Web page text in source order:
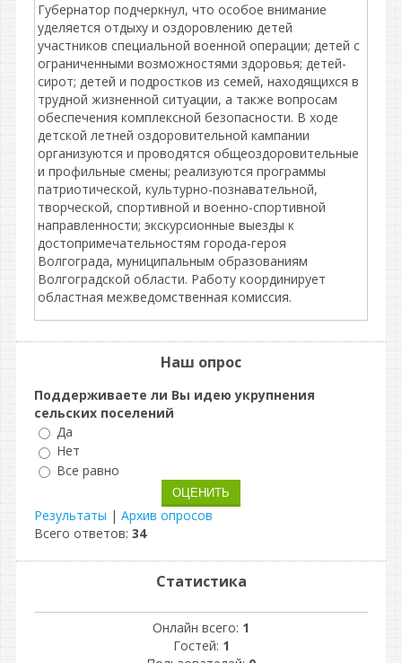
Губернатор подчеркнул, что особое внимание
уделяется отдыху и оздоровлению детей
участников специальной военной операции; детей с
ограниченными возможностями здоровья; детей-
сирот; детей и подростков из семей, находящихся в
трудной жизненной ситуации, а также вопросам
обеспечения комплексной безопасности. В ходе
детской летней оздоровительной кампании
организуются и проводятся общеоздоровительные
и профильные смены; реализуются программы
патриотической, культурно-познавательной,
творческой, спортивной и военно-спортивной
направленности; экскурсионные выезды к
достопримечательностям города-героя
Волгограда, муниципальным образованиям
Волгоградской области. Работу координирует
областная межведомственная комиссия.
Наш опрос
Поддерживаете ли Вы идею укрупнения
сельских поселений
Да
Нет
Все равно
Результаты | Архив опросов
Всего ответов: 34
Статистика
Онлайн всего: 1
Гостей: 1